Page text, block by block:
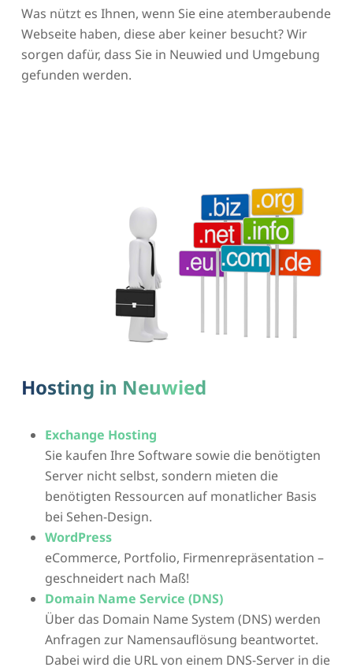
Was nützt es Ihnen, wenn Sie eine atemberaubende
Webseite haben, diese aber keiner besucht? Wir
sorgen dafür, dass Sie in Neuwied und Umgebung
gefunden werden.
Hosting in Neuwied
Exchange Hosting
Sie kaufen Ihre Software sowie die benötigten
Server nicht selbst, sondern mieten die
benötigten Ressourcen auf monatlicher Basis
bei Sehen-Design.
WordPress
eCommerce, Portfolio, Firmenrepräsentation –
geschneidert nach Maß!
Domain Name Service (DNS)
Über das Domain Name System (DNS) werden
Anfragen zur Namensauflösung beantwortet.
Dabei wird die URL von einem DNS-Server in die